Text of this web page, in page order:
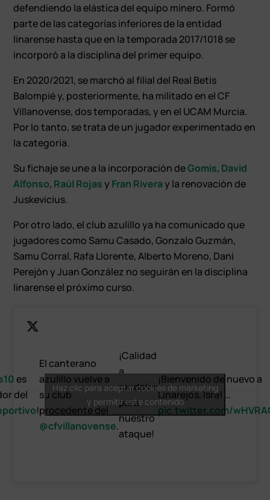
defendiendo la elástica del equipo minero. Formó
parte de las categorías inferiores de la entidad
linarense hasta que en la temporada 2017/1018 se
incorporó a la disciplina del primer equipo.
En 2020/2021, se marchó al filial del Real Betis
Balompié y, posteriormente, ha militado en el CF
Villanovense, dos temporadas, y en el UCAM Murcia.
Por lo tanto, se trata de un jugador experimentado en
la categoría.
Su fichaje se une a la incorporación deGomis, David
Alfonso, Raúl Rojasy Fran Riveray la renovación de
Juskevicius.
Por otro lado, el club azulillo ya ha comunicado que
jugadores como Samu Casado, Gonzalo Guzmán,
Samu Corral, Rafa Llorente, Alberto Moreno, Dani
Perejón y Juan González no seguirán en la disciplina
linarense el próximo curso.
es
del
!
El canterano
azulillo vuelve a
su club
procedente del
@cfvillanovense.
¡Calidad
a
raudales
para
nuestro
ataque!
¡Bienvenido de nuevo a
Linarejos, Isra! …
pic.twitter.com/
Haz clic para aceptar cookies de marketing
y permitir este contenido